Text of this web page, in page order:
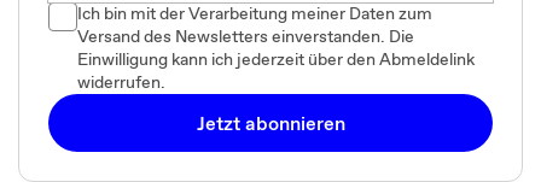
Ich bin mit der Verarbeitung meiner Daten zum
Versand des Newsletters einverstanden. Die
Einwilligung kann ich jederzeit über den Abmeldelink
widerrufen.
Jetzt abonnieren